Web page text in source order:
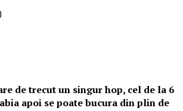
de trecut un singur hop, cel de la 6
apoi se poate bucura din plin de